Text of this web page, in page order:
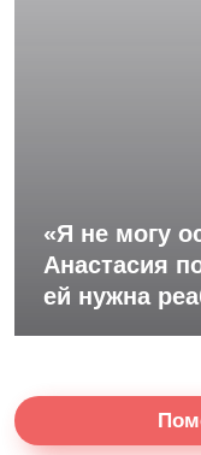
«Я не могу
Анастасия
ей нужна